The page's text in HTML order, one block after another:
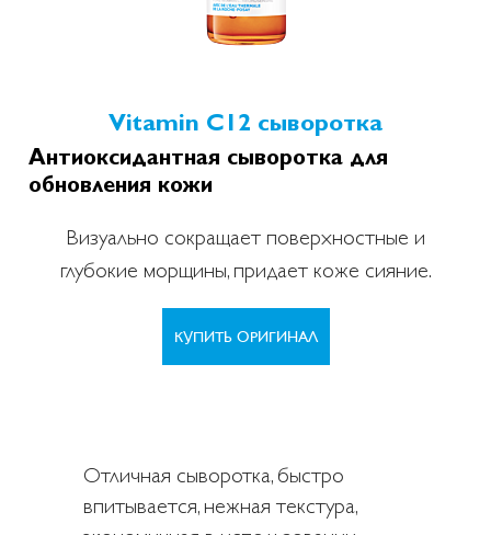
Vitamin C12 сыворотка
Антиоксидантная сыворотка для
обновления кожи
Визуально сокращает поверхностные и
глубокие морщины, придает коже сияние.
КУПИТЬ ОРИГИНАЛ
Отличная сыворотка, быстро
впитывается, нежная текстура,